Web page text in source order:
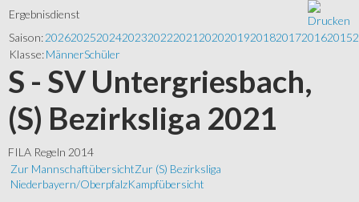
Ergebnisdienst
Saison:202620252024202320222021 202020192018201720162015
Klasse:MännerSchüler
S - SV Untergriesbach,
(S) Bezirksliga 2021
FILA Regeln 2014
Zur MannschaftübersichtZur (S) Bezirksliga
Niederbayern/OberpfalzKampfübersicht